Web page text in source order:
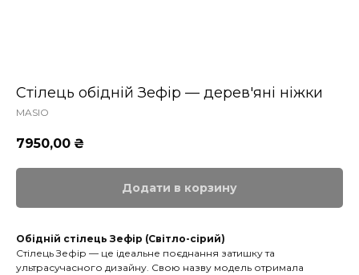
Стілець обідній Зефір — дерев'яні ніжки
MASIO
7950,00 ₴
Додати в корзину
Обідній стілець Зефір (Світло-сірий)
Стілець Зефір — це ідеальне поєднання затишку та
ультрасучасного дизайну. Свою назву модель отримала